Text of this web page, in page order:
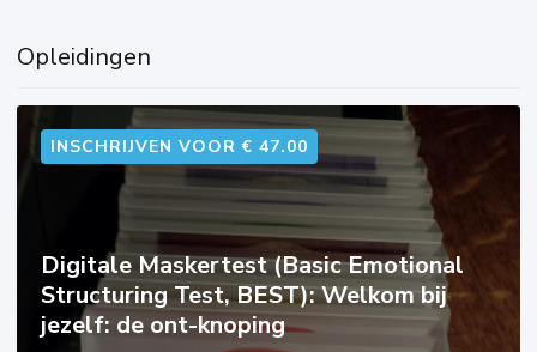
Opleidingen
INSCHRIJVEN VOOR € 47.00
Digitale Maskertest (Basic Emotional
Structuring Test, BEST): Welkom bij
jezelf: de ont-knoping